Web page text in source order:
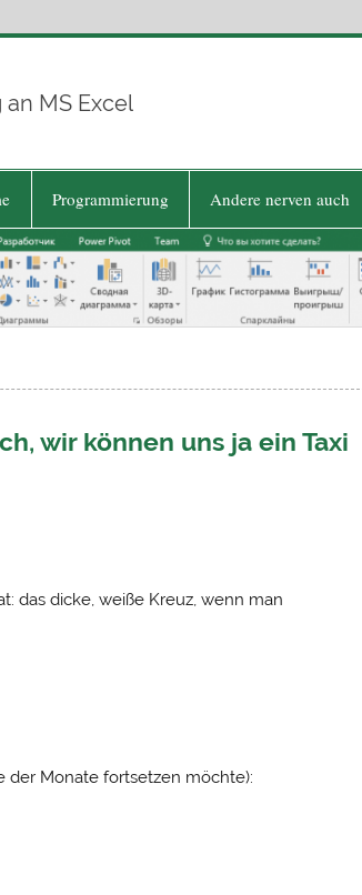
MS Excel
Programmierung Andere nerven auch
wir können uns ja ein Taxi
das dicke, weiße Kreuz, wenn man
der Monate fortsetzen möchte):